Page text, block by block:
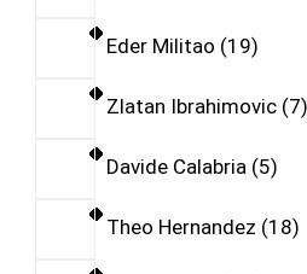
Eder Militao 19
Zlatan Ibrahimovic 7
Davide Calabria 5
Theo Hernandez 18